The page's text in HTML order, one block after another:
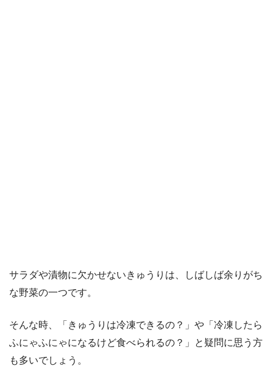
サラダや漬物に欠かせないきゅうりは、しばしば余りがち
な野菜の一つです。
そんな時、「きゅうりは冷凍できるの？」や「冷凍したら
ふにゃふにゃになるけど食べられるの？」と疑問に思う方
も多いでしょう。